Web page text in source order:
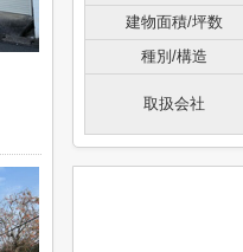
建物面積/坪数
種別/構造
取扱会社